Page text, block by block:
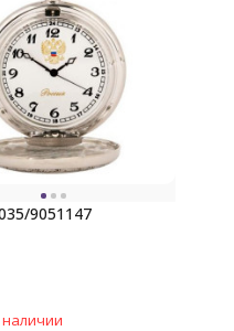
9051147